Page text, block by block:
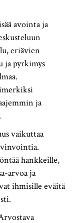
avointa ja
eriävien
ja pyrkimys
ja
vaikuttaa
hankkeille,
arvoa ja
ihmisille eväitä